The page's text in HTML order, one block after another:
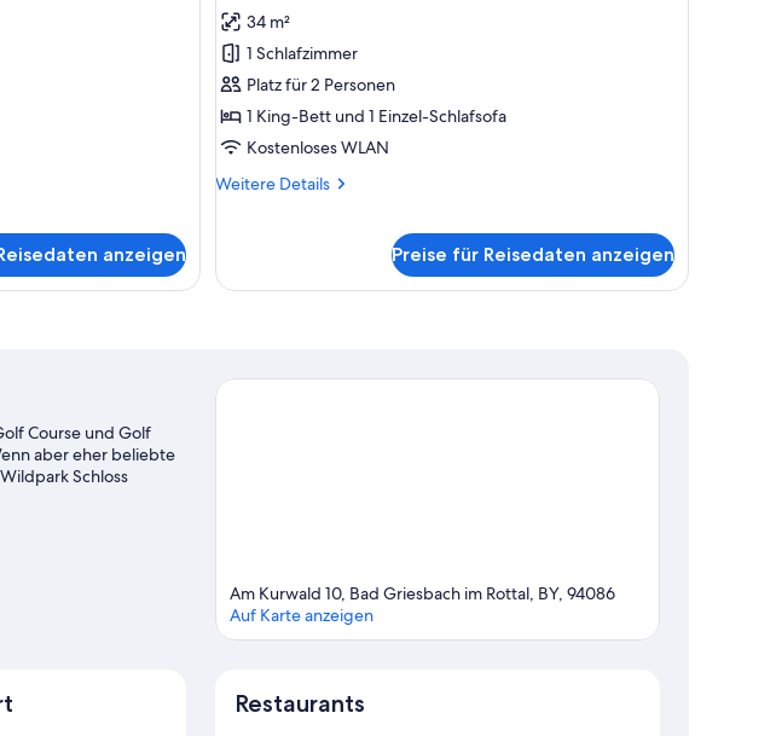
anzeigen
Premium-
Zimmer
anzeigen
34 m²
1 Schlafzimmer
Platz für 2 Personen
1 King-Bett und 1 Einzel-Schlafsofa
Kostenloses WLAN
Weitere Details
Weitere
Preise für Reisedaten anzeigen
Course und Golf
aber eher beliebte
Schloss
Abstecher. Erlebe
Am Kurwald 10, Bad Griesbach im Rottal, BY, 94086
Auf Karte anzeigen
Restaurants